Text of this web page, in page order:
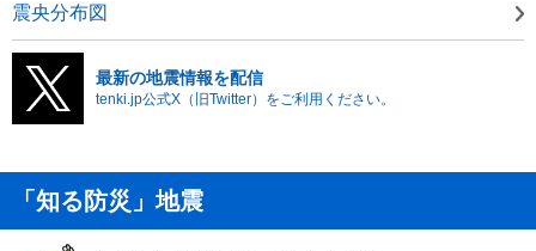
震央分布図
最新の地震情報を配信
tenki.jp公式X（旧Twitter）をご利用ください。
「知る防災」地震